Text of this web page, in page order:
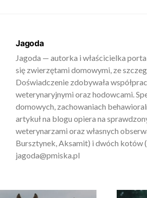
Jagoda
Jagoda — autorka i właścicielka
się zwierzętami domowymi, ze
Doświadczenie zdobywała
weterynaryjnymi oraz hodowcami.
domowych, zachowaniach
artykuł na blogu opiera na
weterynarzami oraz własnych
Bursztynek, Aksamit) i dwóch kotów
jagoda@pmiska.pl